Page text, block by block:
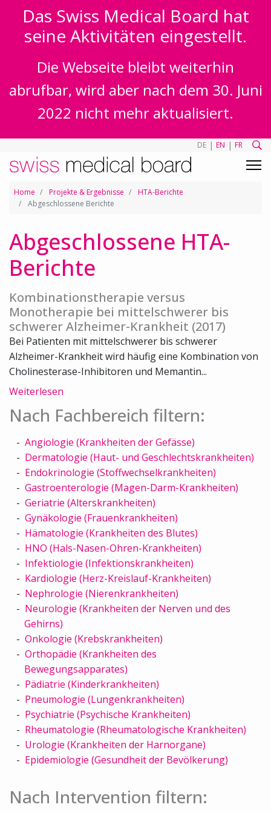
Das Swiss Medical Board hat
seine Aktivitäten eingestellt.
Die Webseite bleibt weiterhin
abrufbar, wird aber nach dem 30. Juni
2022 nicht mehr aktualisiert.
DE | EN | FR
Home Projekte & Ergebnisse
HTA-Berichte
Abgeschlossene Berichte
Abgeschlossene HTA-
Berichte
Kombinationstherapie versus
Monotherapie bei mittelschwerer bis
schwerer Alzheimer-Krankheit (2017)
Bei Patienten mit mittelschwerer bis schwerer
Alzheimer-Krankheit wird häufig eine Kombination von
Cholinesterase-Inhibitoren und Memantin...
Weiterlesen
Nach Fachbereich filtern:
Angiologie (Krankheiten der Gefässe)
Dermatologie (Haut- und Geschlechtskrankheiten)
Endokrinologie (Stoffwechselkrankheiten)
Gastroenterologie (Magen-Darm-Krankheiten)
Geriatrie (Alterskrankheiten)
Gynäkologie (Frauenkrankheiten)
Hämatologie (Krankheiten des Blutes)
HNO (Hals-Nasen-Ohren-Krankheiten)
Infektiologie (Infektionskrankheiten)
Kardiologie (Herz-Kreislauf-Krankheiten)
Nephrologie (Nierenkrankheiten)
Neurologie (Krankheiten der Nerven und des
Gehirns)
Onkologie (Krebskrankheiten)
Orthopädie (Krankheiten des
Bewegungsapparates)
Pädiatrie (Kinderkrankheiten)
Pneumologie (Lungenkrankheiten)
Psychiatrie (Psychische Krankheiten)
Rheumatologie (Rheumatologische Krankheiten)
Urologie (Krankheiten der Harnorgane)
Epidemiologie (Gesundheit der Bevölkerung)
Nach Intervention filtern: